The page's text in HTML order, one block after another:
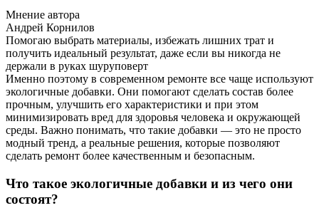
Мнение автора
Андрей Корнилов
Помогаю выбрать материалы, избежать лишних трат и
получить идеальный результат, даже если вы никогда не
держали в руках шуруповерт
Именно поэтому в современном ремонте все чаще используют
экологичные добавки. Они помогают сделать состав более
прочным, улучшить его характеристики и при этом
минимизировать вред для здоровья человека и окружающей
среды. Важно понимать, что такие добавки — это не просто
модный тренд, а реальные решения, которые позволяют
сделать ремонт более качественным и безопасным.
Что такое экологичные добавки и из чего они
состоят?